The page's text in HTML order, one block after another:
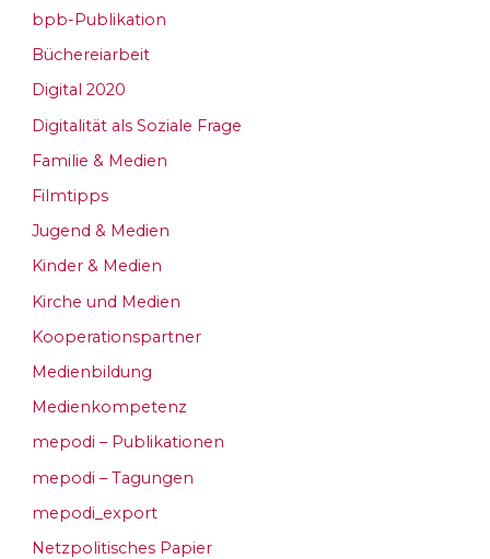
bpb-Publikation
Büchereiarbeit
Digital 2020
Digitalität als Soziale Frage
Familie & Medien
Filmtipps
Jugend & Medien
Kinder & Medien
Kirche und Medien
Kooperationspartner
Medienbildung
Medienkompetenz
mepodi – Publikationen
mepodi – Tagungen
mepodi_export
Netzpolitisches Papier